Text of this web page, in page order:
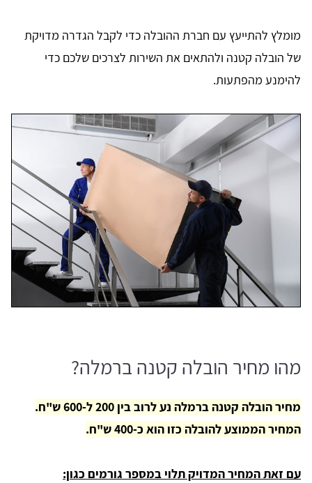
מומלץ להתייעץ עם חברת ההובלה כדי לקבל הגדרה מדויקת
של הובלה קטנה ולהתאים את השירות לצרכים שלכם כדי
להימנע מהפתעות.
מהו מחיר הובלה קטנה ברמלה?
מחיר הובלה קטנה ברמלה נע לרוב בין 200 ל-600 ש"ח.
המחיר הממוצע להובלה כזו הוא כ-400 ש"ח.
עם זאת המחיר המדויק תלוי במספר גורמים כגון: